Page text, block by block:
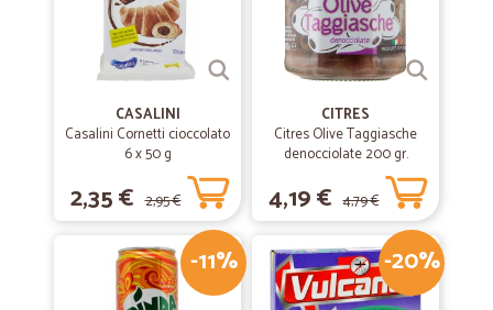
CASALINI
Casalini Cornetti cioccolato
6 x 50 g
2,35 € 2,95 €
CITRES
Citres Olive Taggiasche
denocciolate 200 gr.
4,19 € 4,79 €
-11% -20%